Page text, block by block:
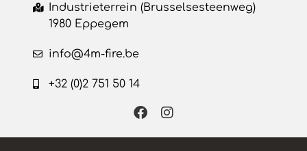
Industrieterrein (Brusselsesteenweg)
1980 Eppegem
info@4m-fire.be
+32 (0)2 751 50 14